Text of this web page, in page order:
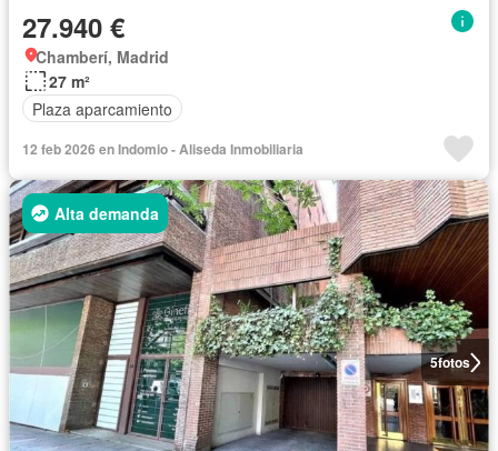
27.940 €
Chamberí, Madrid
27 m²
Plaza aparcamiento
12 feb 2026 en Indomio - Aliseda Inmobiliaria
5fotos
Alta demanda